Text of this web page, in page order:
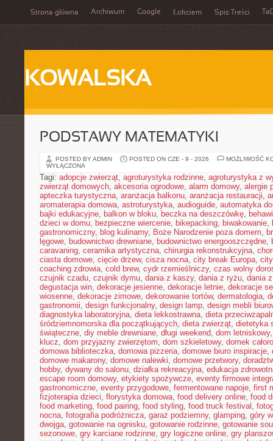
Strona główna Archiwum Google Łokciem Spis Treści
KOWALSKA
PODSTAWY MATEMATYKI
POSTED BY ADMIN POSTED ON CZE - 9 - 2026
MOŻLIWOŚĆ
WYŁĄCZONA
Tagi: adopcje zwierząt, agroturystyka rodzinne, agroturystyka z
zwierząt domowych, akcesoria ogrodowe, alarm domowy, alergie
apteczka turystyczna, aranżacja balkonu, aranżacja restauracji,
aromaterapia domowa, astroturystyka, audioguide, automatyka
bajki edukacyjne, balkon w bloku, beczka na deszczówkę,
dzieci w domu, bezpieczne wiercenie, bikepacking, biwakowanie,
gastronomiczny, blog kulinarny, Boże Narodzenie poza domem,
lęgowe, budownictwo drewniane, budownictwo energooszczędne,
caravaning, ceramika artystyczna, chirurgia rekonstrukcyjna,
ciasta domowe, cięcie drzew, cisza nocna, city break Europa,
coaching zdrowia, cold brew, cydr rzemieślniczy, czas wolny
czujnik czadu, czujnik dymu, dania z kaszy, dania z ryżu, dania
degustacja win, dekoracje jesienne, dekoracje letnie, dekoracje
wiosenne, dekoracje zimowe, dekorowanie tortów, dermatologia,
gastronomii, design funkcjonalny, design lamp, design mebli
diagnostyka laboratoryjna, dieta lekkostrawna, dieta
śródziemnomorska dla początkujących, dieta zwierząt, dietetyka
świąteczne, diy meble drewniane, długi weekend, dom letniskowy
klucz, dom przyjazny zwierzętom, dom szkieletowy, domek
domowa biblioteczka, domowa pizzeria, domowe biuro inspiracje,
domowe makarony, domowe nalewki, domowe przetwory,
hobby, dywany do salonu, działka rekreacyjna, edukacja
escape room domowy, etykiety spożywcze, eventy firmowe
gastronomiczne, eventy przygodowe, fermentowane napoje, first
fizjoterapia dzieci, florystyka domowa, food delivery online, food
food marketing, food pairing, food styling, food truck festival ,
nocna, fotografia podróżnicza, garaż podziemny, glamping, góry
dwojga, gotowanie na ognisku, gotowanie rodzinne, gotowanie
sezonowe, gry karciane rodzinne, gry logiczne online, gry